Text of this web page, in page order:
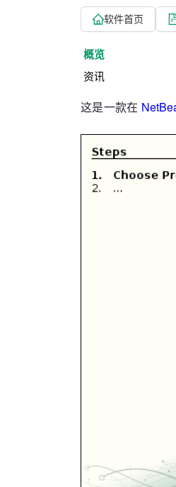
软件首页
概览
资讯
这是一款在